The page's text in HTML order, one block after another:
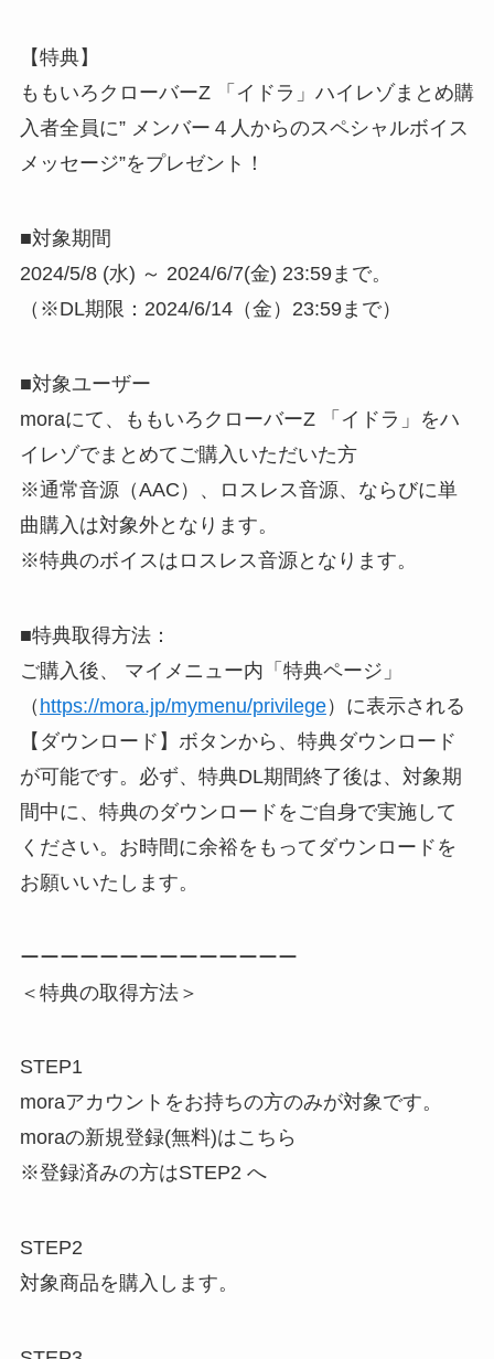
【特典】
ももいろクローバーZ 「イドラ」ハイレゾまとめ購
入者全員に” メンバー４人からのスペシャルボイス
メッセージ”をプレゼント！
■対象期間
2024/5/8 (水) ～ 2024/6/7(金) 23:59まで。
（※DL期限：2024/6/14（金）23:59まで）
■対象ユーザー
moraにて、ももいろクローバーZ 「イドラ」をハ
イレゾでまとめてご購入いただいた方
※通常音源（AAC）、ロスレス音源、ならびに単
曲購入は対象外となります。
※特典のボイスはロスレス音源となります。
■特典取得方法：
ご購入後、 マイメニュー内「特典ページ」
（ https://mora.jp/mymenu/privilege）に表示される
【ダウンロード】ボタンから、特典ダウンロード
が可能です。必ず、特典DL期間終了後は、対象期
間中に、特典のダウンロードをご自身で実施して
ください。お時間に余裕をもってダウンロードを
お願いいたします。
ーーーーーーーーーーーーーー
＜特典の取得方法＞
STEP1
moraアカウントをお持ちの方のみが対象です。
moraの新規登録(無料)はこちら
※登録済みの方はSTEP2 へ
STEP2
対象商品を購入します。